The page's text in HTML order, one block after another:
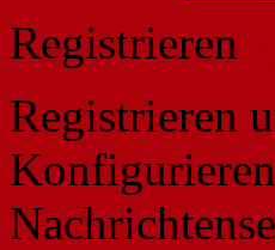
Registrieren
Registrieren